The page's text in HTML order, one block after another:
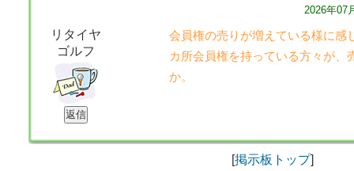
2026年07
リタイヤ
ゴルフ
会員権の売りが増えている様に感
カ所会員権を持っている方々が、
か。
[掲示板トップ]